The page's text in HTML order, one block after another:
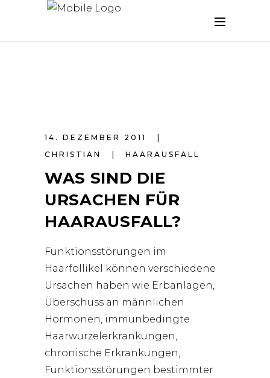
14. DEZEMBER 2011
CHRISTIAN
HAARAUSFALL
WAS SIND DIE
URSACHEN FÜR
HAARAUSFALL?
Funktionsstörungen im
Haarfollikel können verschiedene
Ursachen haben wie Erbanlagen,
Überschuss an männlichen
Hormonen, immunbedingte
Haarwurzelerkrankungen,
chronische Erkrankungen,
Funktionsstörungen bestimmter